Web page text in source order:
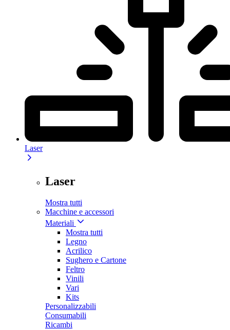
Laser
Laser
Mostra tutti
Macchine e accessori
Materiali
Mostra tutti
Legno
Acrilico
Sughero e Cartone
Feltro
Vinili
Vari
Kits
Personalizzabili
Consumabili
Ricambi